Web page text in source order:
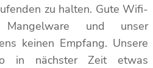
zu halten. Gute Wifi-
Mangelware und unser
keinen Empfang. Unsere
in nächster Zeit etwas